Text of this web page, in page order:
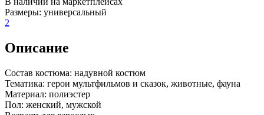
Размеры: универсальный
2
Описание
Состав костюма: надувной костюм
Тематика: герои мультфильмов и сказок, животные, фауна
Материал: полиэстер
Пол: женский, мужской